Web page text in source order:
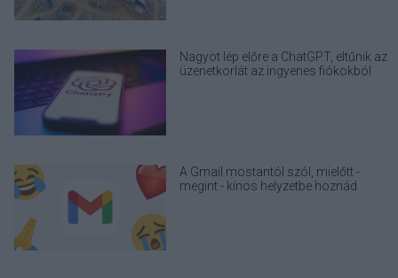
Nagyot lép előre a ChatGPT, eltűnik az
üzenetkorlát az ingyenes fiókokból
A Gmail mostantól szól, mielőtt -
megint - kínos helyzetbe hoznád